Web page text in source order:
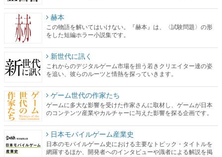
赫本
この物語を解いてはいけない。『赫本』は、〈試験問題〉の形
をした短編ホラー小説集です。
新世代に訊く
これからのデジタルゲーム市場を担う若きクリエイター達の姿
を追い、彼らのルーツと情熱を探っていきます。
ゲーム世代の作家たち
ゲームに多大な影響を受けた作家さんに取材し、ゲームが日本
のコンテンツ産業やカルチャーに与えた影響を探る企画です。
日本モバイルゲーム産業史
日本のモバイルゲーム史における主要なトピック・タイトルを
網羅するほか、開発者へのインタビューや識者による解説を掲